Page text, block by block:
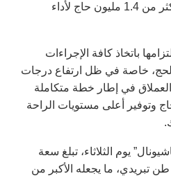
الحج لهذا العام، حيث توافد أكثر من 1.4 مليون حاج لأداء
باتخاذ كافة الإجراءات
خاصة في ظل ارتفاع درجات
العملاق في إطار خطة متكاملة
وتوفير أعلى مستويات الراحة
يوم الثلاثاء، تبلغ سعة
الجديد 155 ألف طن تبريدي، ما يجعله الأكبر من